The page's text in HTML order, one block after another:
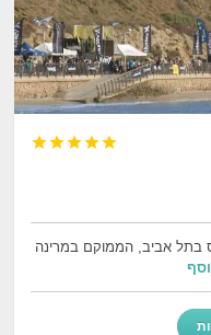





מלון 5 כוכבים פלוס בתל אביב, הממוקם במרינה